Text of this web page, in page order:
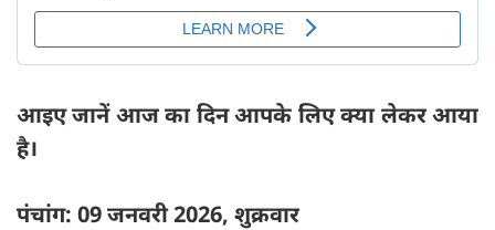
आइए जानें आज का दिन आपके लिए क्या लेकर आया
है।
पंचांग: 09 जनवरी 2026, शुक्रवार